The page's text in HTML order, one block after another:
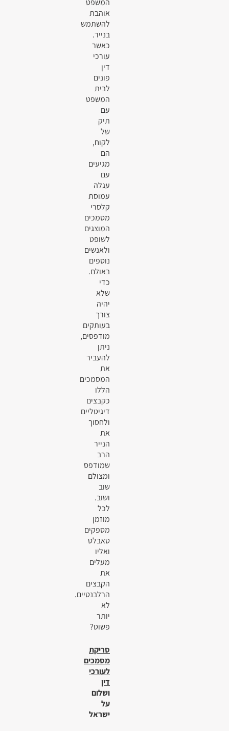
אוהבת
להשתמש
בנייר.
כאשר
עורכי
דין
פונים
לבית
המשפט
עם
תיק
של
לקוח,
הם
מגיעים
עם
עגלה
עמוסת
קלסרי
מסמכים
המוצגים
לשופט
ולאנשים
נוספים
באולם.
כדי
שלא
יהיה
צורך
בעותקים
מודפסים,
ניתן
להעביר
את
המסמכים
הללו
כקבצים
דיגיטליים
ולחסוך
את
הנייר
הרב
שמודפס
ומצולם
שוב
ושוב.
לכל
מוזמן
מספקים
טאבלט
ואליו
מעלים
את
הקבצים
הרלבנטיים.
לא
יותר
פשוט?
סריקת
מסמכים
לעורכי
דין
ושלום
על
ישראל